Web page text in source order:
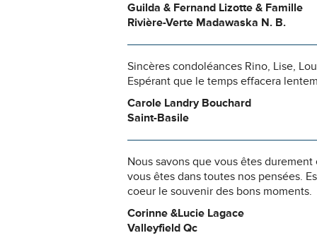
Guilda & Fernand Lizotte & Famille
Rivière-Verte Madawaska N. B.
Sincères condoléances Rino, Lise,
Espérant que le temps effacera
Carole Landry Bouchard
Saint-Basile
Nous savons que vous êtes
vous êtes dans toutes nos pensées.
coeur le souvenir des bons moments.
Corinne &Lucie Lagace
Valleyfield Qc